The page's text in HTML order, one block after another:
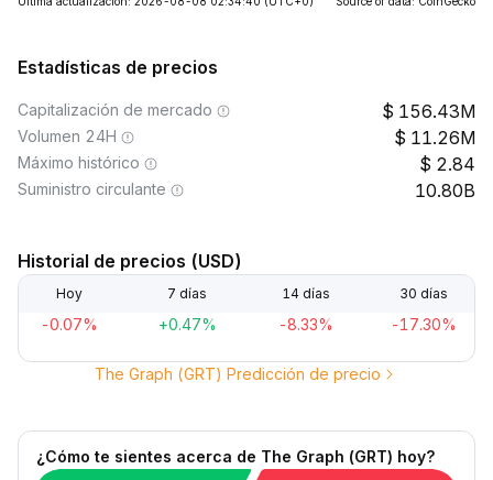
Estadísticas de precios
Capitalización de mercado 156.43M
Volumen 24H 11.26M
Máximo histórico 2.84
Suministro circulante 10.80B
Historial de precios (USD)
Hoy 7 días 14 días 30 días
-0.07% +0.47% -8.33% -17.30%
The Graph (GRT) Predicción de precio
¿Cómo te sientes acerca de The Graph (GRT) hoy?